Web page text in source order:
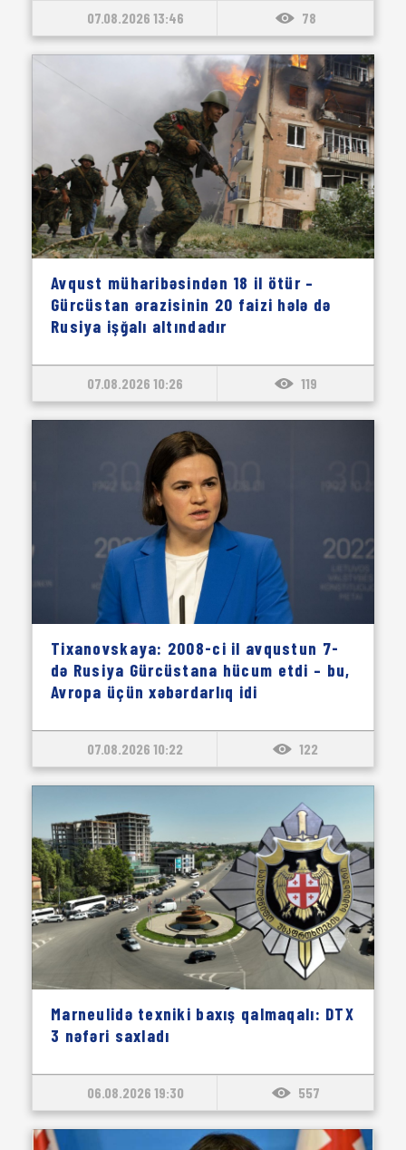
07.08.2026 13:46 78
Avqust müharibəsindən 18 il ötür –
Gürcüstan ərazisinin 20 faizi hələ də
Rusiya işğalı altındadır
07.08.2026 10:26 119
Tixanovskaya: 2008-ci il avqustun 7-
də Rusiya Gürcüstana hücum etdi – bu,
Avropa üçün xəbərdarlıq idi
07.08.2026 10:22 122
Marneulidə texniki baxış qalmaqalı: DTX
3 nəfəri saxladı
06.08.2026 19:30 557